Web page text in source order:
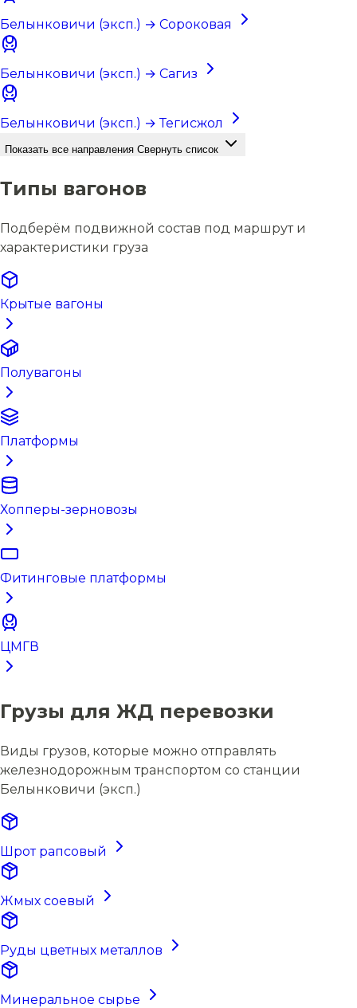
Белынковичи (эксп.) → Сороковая
Белынковичи (эксп.) → Сагиз
Белынковичи (эксп.) → Тегисжол
Показать все направления Свернуть список
Типы вагонов
Подберём подвижной состав под маршрут и
характеристики груза
Крытые вагоны
Полувагоны
Платформы
Хопперы-зерновозы
Фитинговые платформы
ЦМГВ
Грузы для ЖД перевозки
Виды грузов, которые можно отправлять
железнодорожным транспортом со станции
Белынковичи (эксп.)
Шрот рапсовый
Жмых соевый
Руды цветных металлов
Минеральное сырье